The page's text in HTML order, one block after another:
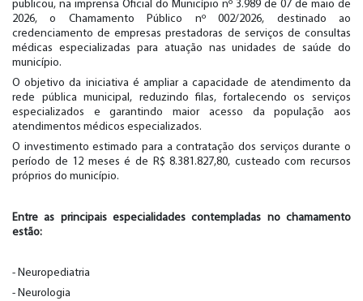
publicou, na imprensa Oficial do Município nº 3.989 de 07 de maio de
2026, o Chamamento Público nº 002/2026, destinado ao
credenciamento de empresas prestadoras de serviços de consultas
médicas especializadas para atuação nas unidades de saúde do
município.
O objetivo da iniciativa é ampliar a capacidade de atendimento da
rede pública municipal, reduzindo filas, fortalecendo os serviços
especializados e garantindo maior acesso da população aos
atendimentos médicos especializados.
O investimento estimado para a contratação dos serviços durante o
período de 12 meses é de R$ 8.381.827,80, custeado com recursos
próprios do município.
Entre as principais especialidades contempladas no chamamento
estão:
- Neuropediatria
- Neurologia